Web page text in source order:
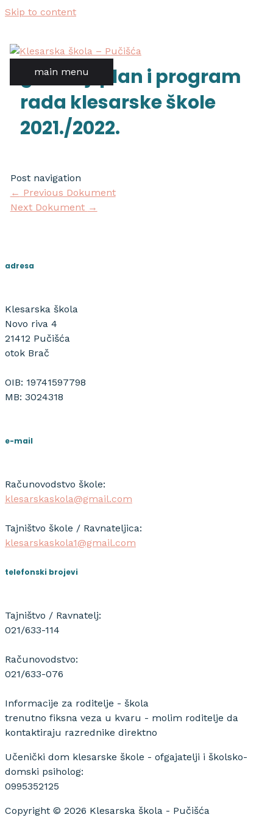
Skip to content
main menu
godišnji plan i program
rada klesarske škole
2021./2022.
Post navigation
← Previous Dokument
Next Dokument →
adresa
Klesarska škola
Novo riva 4
21412 Pučišća
otok Brač
OIB: 19741597798
MB: 3024318
e-mail
Računovodstvo škole:
klesarskaskola@gmail.com
Tajništvo škole / Ravnateljica:
klesarskaskola1@gmail.com
telefonski brojevi
Tajništvo / Ravnatelj:
021/633-114
Računovodstvo:
021/633-076
Informacije za roditelje - škola
trenutno fiksna veza u kvaru - molim roditelje da
kontaktiraju razrednike direktno
Učenički dom klesarske škole - ofgajatelji i školsko-
domski psiholog:
0995352125
Copyright © 2026 Klesarska škola - Pučišća